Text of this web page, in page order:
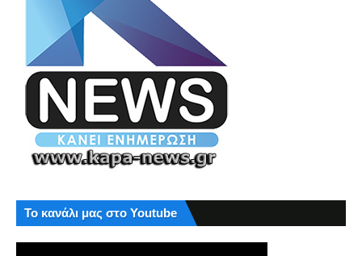
Το κανάλι μας στο Youtube